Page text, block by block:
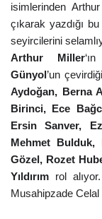
isimlerinden
çıkarak yazdığı
seyircilerini
Arthur Miller
Günyol ’un
Aydoğan, Berna
Birinci, Ece
Ersin Sanver,
Mehmet Bulduk,
Gözel, Rozet
Yıldırım rol
Musahipzade Celal